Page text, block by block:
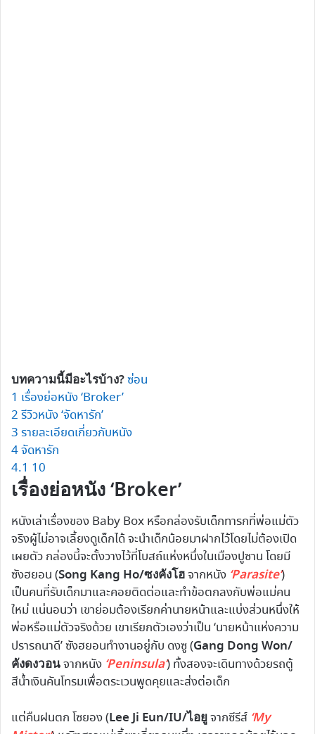
บทความนี้มีอะไรบ้าง?ซ่อน
1 เรื่องย่อหนัง ‘Broker’
2 รีวิวหนัง ‘จัดหารัก’
3 รายละเอียดเกี่ยวกับหนัง
4จัดหารัก
4.1 10
เรื่องย่อหนัง ‘Broker’
หนังเล่าเรื่องของ Baby Box หรือกล่องรับเด็กทารกที่พ่อแม่ตัว
จริงผู้ไม่อาจเลี้ยงดูเด็กได้ จะนำเด็กน้อยมาฝากไว้โดยไม่ต้องเปิด
เผยตัว กล่องนี้จะตั้งวางไว้ที่โบสถ์แห่งหนึ่งในเมืองปูซาน โดยมี
ซังฮยอน (Song Kang Ho/ซงคังโฮจากหนัง ‘Parasite’)
เป็นคนที่รับเด็กมาและคอยติดต่อและทำข้อตกลงกับพ่อแม่คน
ใหม่ แน่นอนว่า เขาย่อมต้องเรียกค่านายหน้าและแบ่งส่วนหนึ่งให้
พ่อหรือแม่ตัวจริงด้วย เขาเรียกตัวเองว่าเป็น ‘นายหน้าแห่งความ
ปรารถนาดี’ ซังฮยอนทำงานอยู่กับ ดงซู (Gang Dong Won/
คังดงวอนจากหนัง ‘Peninsula’) ทั้งสองจะเดินทางด้วยรถตู้
สีน้ำเงินคันโทรมเพื่อตระเวนพูดคุยและส่งต่อเด็ก
แต่คืนฝนตก โซยอง (Lee Ji Eun/IU/ไอยูจากซีรีส์ ‘My